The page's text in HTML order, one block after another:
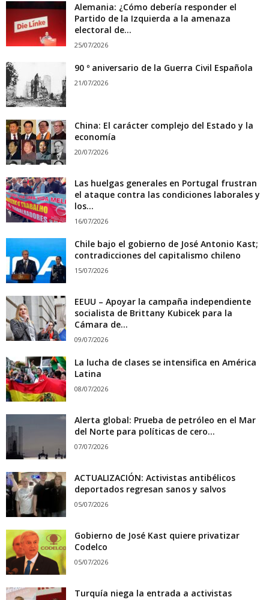
Alemania: ¿Cómo debería responder el
Partido de la Izquierda a la amenaza
electoral de...
25/07/2026
90 º aniversario de la Guerra Civil Española
21/07/2026
China: El carácter complejo del Estado y la
economía
20/07/2026
Las huelgas generales en Portugal frustran
el ataque contra las condiciones laborales y
los...
16/07/2026
Chile bajo el gobierno de José Antonio Kast;
contradicciones del capitalismo chileno
15/07/2026
EEUU – Apoyar la campaña independiente
socialista de Brittany Kubicek para la
Cámara de...
09/07/2026
La lucha de clases se intensifica en América
Latina
08/07/2026
Alerta global: Prueba de petróleo en el Mar
del Norte para políticas de cero...
07/07/2026
ACTUALIZACIÓN: Activistas antibélicos
deportados regresan sanos y salvos
05/07/2026
Gobierno de José Kast quiere privatizar
Codelco
05/07/2026
Turquía niega la entrada a activistas